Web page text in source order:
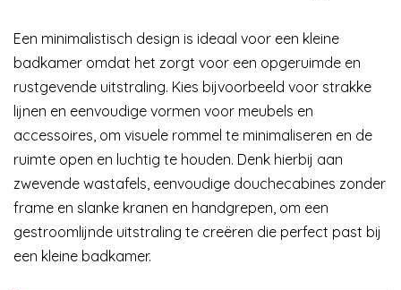
Een minimalistisch design is ideaal voor een kleine
badkamer omdat het zorgt voor een opgeruimde en
rustgevende uitstraling. Kies bijvoorbeeld voor strakke
lijnen en eenvoudige vormen voor meubels en
accessoires, om visuele rommel te minimaliseren en de
ruimte open en luchtig te houden. Denk hierbij aan
zwevende wastafels, eenvoudige douchecabines zonder
frame en slanke kranen en handgrepen, om een
gestroomlijnde uitstraling te creëren die perfect past bij
een kleine badkamer.